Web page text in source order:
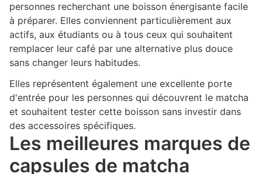
personnes recherchant une boisson énergisante facile
à préparer. Elles conviennent particulièrement aux
actifs, aux étudiants ou à tous ceux qui souhaitent
remplacer leur café par une alternative plus douce
sans changer leurs habitudes.
Elles représentent également une excellente porte
d'entrée pour les personnes qui découvrent le matcha
et souhaitent tester cette boisson sans investir dans
des accessoires spécifiques.
Les meilleures marques de
capsules de matcha